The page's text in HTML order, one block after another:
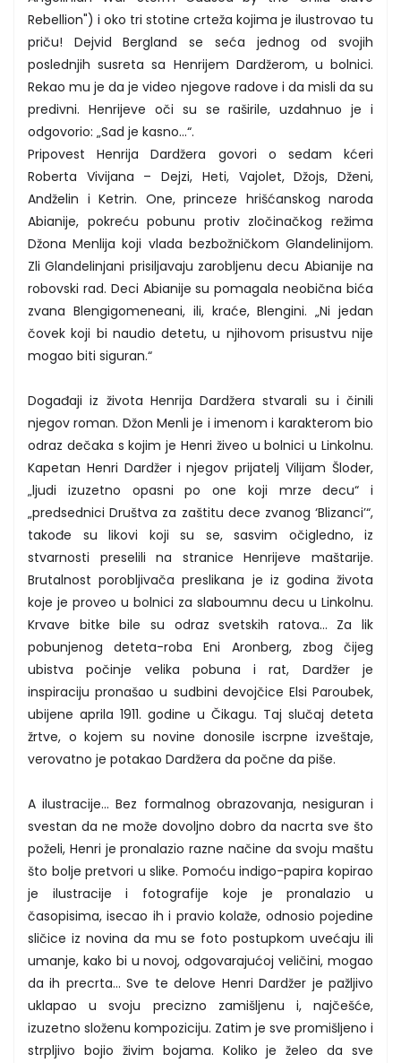
Rebellion") i oko tri stotine crteža kojima je ilustrovao tu
priču! Dejvid Bergland se seća jednog od svojih
poslednjih susreta sa Henrijem Dardžerom, u bolnici.
Rekao mu je da je video njegove radove i da misli da su
predivni. Henrijeve oči su se raširile, uzdahnuo je i
odgovorio: „Sad je kasno…“.
Pripovest Henrija Dardžera govori o sedam kćeri
Roberta Vivijana – Dejzi, Heti, Vajolet, Džojs, Dženi,
Andželin i Ketrin. One, princeze hrišćanskog naroda
Abianije, pokreću pobunu protiv zločinačkog režima
Džona Menlija koji vlada bezbožničkom Glandelinijom.
Zli Glandelinjani prisiljavaju zarobljenu decu Abianije na
robovski rad. Deci Abianije su pomagala neobična bića
zvana Blengigomeneani, ili, kraće, Blengini. „Ni jedan
čovek koji bi naudio detetu, u njihovom prisustvu nije
mogao biti siguran.“
Događaji iz života Henrija Dardžera stvarali su i činili
njegov roman. Džon Menli je i imenom i karakterom bio
odraz dečaka s kojim je Henri živeo u bolnici u Linkolnu.
Kapetan Henri Dardžer i njegov prijatelj Vilijam Šloder,
„ljudi izuzetno opasni po one koji mrze decu“ i
„predsednici Društva za zaštitu dece zvanog ‘Blizanci’“,
takođe su likovi koji su se, sasvim očigledno, iz
stvarnosti preselili na stranice Henrijeve maštarije.
Brutalnost porobljivača preslikana je iz godina života
koje je proveo u bolnici za slaboumnu decu u Linkolnu.
Krvave bitke bile su odraz svetskih ratova… Za lik
pobunjenog deteta-roba Eni Aronberg, zbog čijeg
ubistva počinje velika pobuna i rat, Dardžer je
inspiraciju pronašao u sudbini devojčice Elsi Paroubek,
ubijene aprila 1911. godine u Čikagu. Taj slučaj deteta
žrtve, o kojem su novine donosile iscrpne izveštaje,
verovatno je potakao Dardžera da počne da piše.
A ilustracije… Bez formalnog obrazovanja, nesiguran i
svestan da ne može dovoljno dobro da nacrta sve što
poželi, Henri je pronalazio razne načine da svoju maštu
što bolje pretvori u slike. Pomoću indigo-papira kopirao
je ilustracije i fotografije koje je pronalazio u
časopisima, isecao ih i pravio kolaže, odnosio pojedine
sličice iz novina da mu se foto postupkom uvećaju ili
umanje, kako bi u novoj, odgovarajućoj veličini, mogao
da ih precrta… Sve te delove Henri Dardžer je pažljivo
uklapao u svoju precizno zamišljenu i, najčešće,
izuzetno složenu kompoziciju. Zatim je sve promišljeno i
strpljivo bojio živim bojama. Koliko je želeo da sve